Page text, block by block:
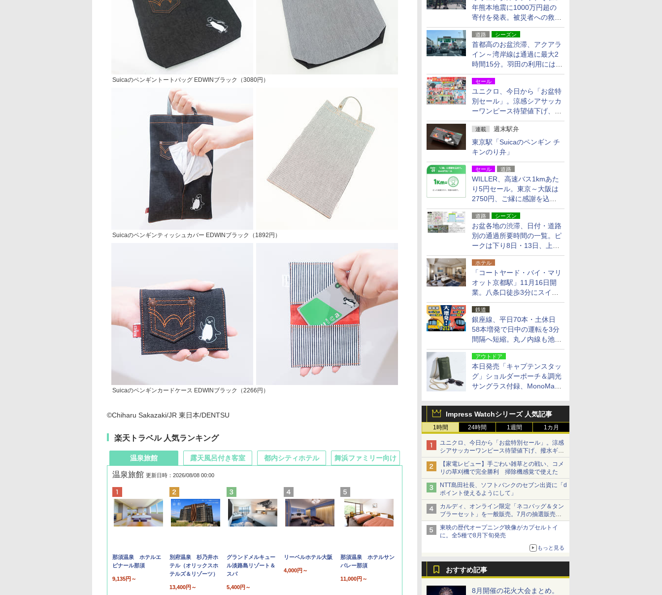
年熊本地震に1000万円超の
寄付を発表。被災者への救援
活動・復旧支援
道路 シーズン
首都高のお盆渋滞、アクアラ
イン～湾岸線は通過に最大2
時間15分。羽田の利用には
「空港西出口」の利用検討を
セール
ユニクロ、今日から「お盆特
別セール」。涼感シアサッカ
ーワンピース待望値下げ、撥
水ギアショーツは1990円に
連載 週末駅弁
東京駅「Suicaのペンギン チ
キンのり弁」
セール 道路
WILLER、高速バス1kmあた
り5円セール。東京～大阪は
2750円、ご縁に感謝を込め
た20周年記念キャンペーン
道路 シーズン
お盆各地の渋滞、日付・道路
別の通過所要時間の一覧。ピ
ークは下り8日・13日、上り
14日・15日
ホテル
「コートヤード・バイ・マリ
オット京都駅」11月16日開
業。八条口徒歩3分にスイー
ト含む全270室、ダイニング
も併設
鉄道
銀座線、平日70本・土休日
58本増発で日中の運転を3分
間隔へ短縮。丸ノ内線も池袋
～中野坂上を4分間隔に
アウトドア
本日発売「キャプテンスタッ
グ」ショルダーポーチ＆調光
サングラス付録、MonoMax
Impress Watchシリーズ 人気記事
1時間 24時間 1週間 1カ月
ユニクロ、今日から「お盆特別セール」。涼感
シアサッカーワンピース待望値下げ、撥水ギア
ショーツは1990円に
【家電レビュー】手ごわい雑草との戦い、コメ
リの草刈機で完全勝利 掃除機感覚で使えた
NTT島田社長、ソフトバンクのセブン出資に「d
ポイント使えるようにして」
カルディ、オンライン限定「ネコバッグ＆タン
ブラーセット」を一般販売。7月の抽選販売の
当選無効分
東映の歴代オープニング映像がカプセルトイ
に。全5種で8月下旬発売
もっと見る
おすすめ記事
8月開催の花火大会まとめ。
Suicaのペンギントートバッグ EDWINブラック（3080円）
Suicaのペンギンティッシュカバー EDWINブラック（1892円）
Suicaのペンギンカードケース EDWINブラック（2266円）
©Chiharu Sakazaki/JR 東日本/DENTSU
楽天トラベル 人気ランキング
温泉旅館
温泉旅館 更新日時：2026/08/08 00:00
那須温泉 ホテルエ
ピナール那須
9,135円～
別府温泉 杉乃井ホ
テル（オリックスホ
テルズ＆リゾーツ）
13,400円～
グランドメルキュー
ル淡路島リゾート＆
スパ
5,400円～
リーベルホテル大阪
4,000円～
那須温泉 ホテルサン
バレー那須
11,000円～
露天風呂付き客室 都内シティホテル 舞浜ファミリー向け